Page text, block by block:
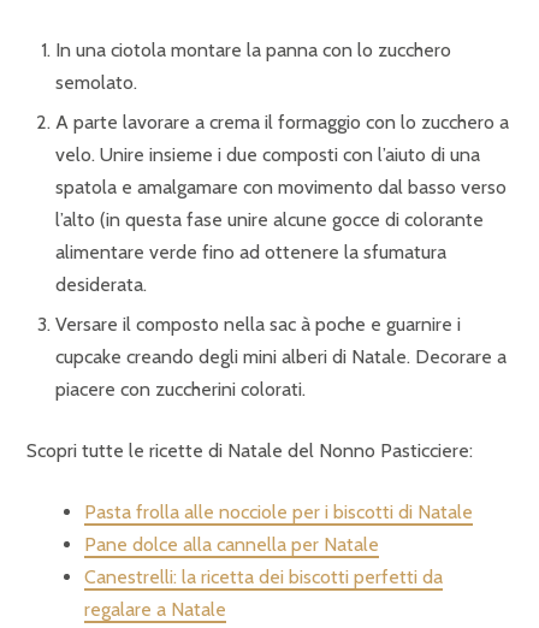
In una ciotola montare la panna con lo zucchero
semolato.
A parte lavorare a crema il formaggio con lo zucchero a
velo. Unire insieme i due composti con l’aiuto di una
spatola e amalgamare con movimento dal basso verso
l’alto (in questa fase unire alcune gocce di colorante
alimentare verde fino ad ottenere la sfumatura
desiderata.
Versare il composto nella sac à poche e guarnire i
cupcake creando degli mini alberi di Natale. Decorare a
piacere con zuccherini colorati.
Scopri tutte le ricette di Natale del Nonno Pasticciere:
Pasta frolla alle nocciole per i biscotti di Natale
Pane dolce alla cannella per Natale
Canestrelli: la ricetta dei biscotti perfetti da
regalare a Natale